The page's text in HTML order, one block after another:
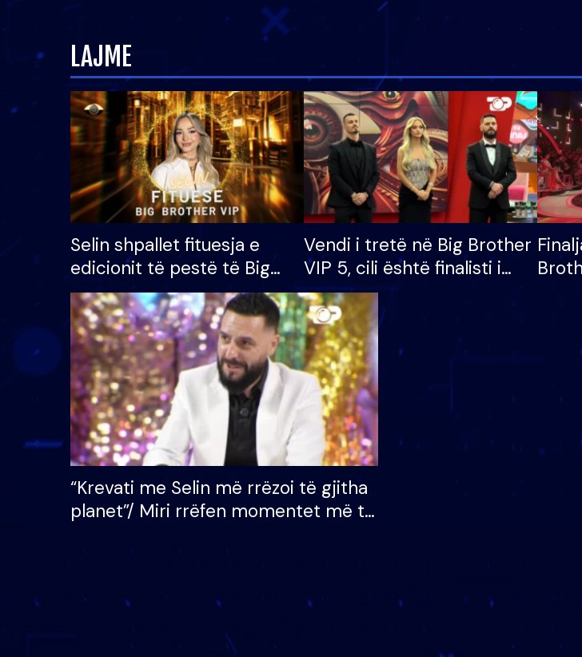
LAJME
Selin shpallet fituesja e
edicionit të pestë të Big
Brother VIP, rrëmben
çmimin e madh prej 100
mijë eurosh
Vendi i tretë në Big Brother
VIP 5, cili është finalisti i
radhës që lë shtëpinë
të
“Krevati me Selin më rrëzoi të gjitha
planet”/ Miri rrëfen momentet më të
mungojë zilja e mëngjesit kur…